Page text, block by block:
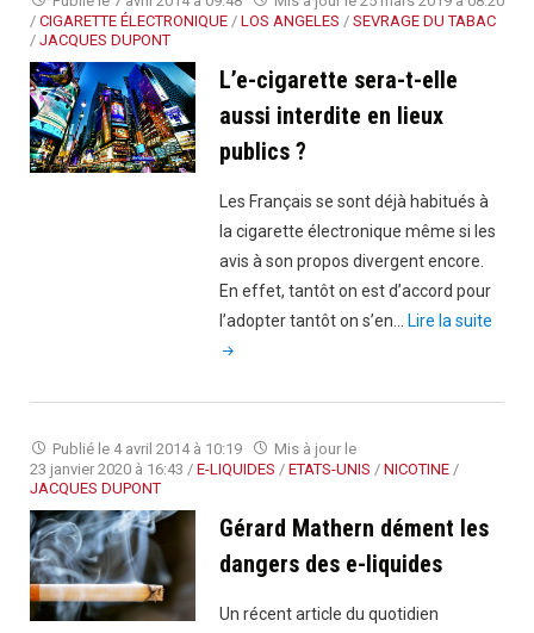
/ CIGARETTE ÉLECTRONIQUE / LOS ANGELES / SEVRAGE DU TABAC
/ JACQUES DUPONT
L’e-cigarette sera-t-elle
aussi interdite en lieux
publics ?
Les Français se sont déjà habitués à
la cigarette électronique même si les
avis à son propos divergent encore.
En effet, tantôt on est d’accord pour
l’adopter tantôt on s’en…
Lire la suite
t-
Publié le 4 avril 2014 à 10:19
Mis à jour le
23 janvier 2020 à 16:43 / E-LIQUIDES / ETATS-UNIS / NICOTINE /
JACQUES DUPONT
Gérard Mathern dément les
dangers des e-liquides
Un récent article du quotidien